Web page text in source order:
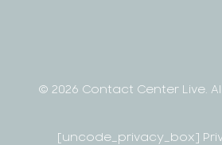
© 2026 Contact Center Live.
[uncode_privacy_box]